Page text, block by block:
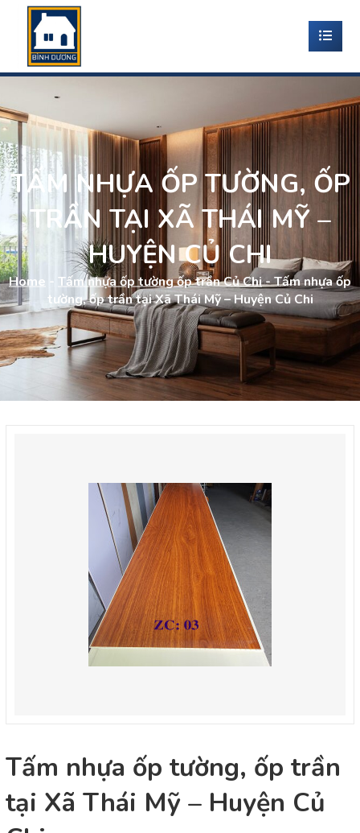
TẤM NHỰA ỐP TƯỜNG, ỐP
TRẦN TẠI XÃ THÁI MỸ –
HUYỆN CỦ CHI
Home - Tấm nhựa ốp tường ốp trần Củ Chi-Tấm nhựa ốp
tường, ốp trần tại Xã Thái Mỹ – Huyện Củ Chi
Tấm nhựa ốp tường, ốp trần
tại Xã Thái Mỹ – Huyện Củ